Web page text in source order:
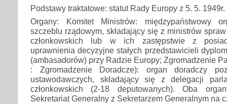
Podstawy traktatowe: statut Rady Europy z 5. 5. 1949r.
Organy: Komitet Ministrów: międzypaństwowy
szczeblu rządowym, składający się z ministrów
członkowskich lub w ich zastępstwie z
uprawnienia decyzyjne stałych przedstawicieli
(ambasadorów) przy Radzie Europy; Zgromadzenie
: Zgromadzenie Doradcze): organ doradczy
ustawodawczych, składający się z delegacji
członkowskich (2-18 deputowanych). Oba
Sekretariat Generalny z Sekretarzem Generalnym na